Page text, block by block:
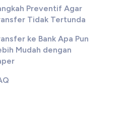
Preventif Agar
Tidak Tertunda
ke Bank Apa Pun
Mudah dengan